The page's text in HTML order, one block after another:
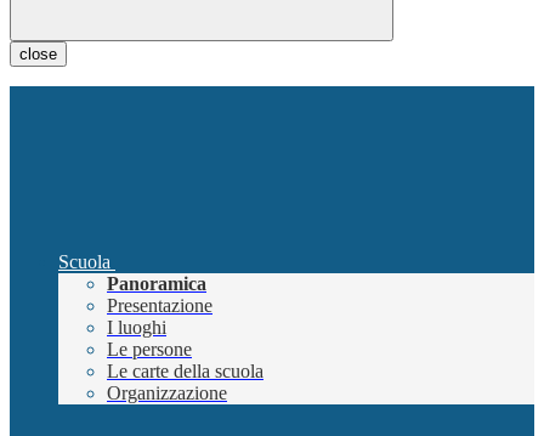
close
Scuola
Panoramica
Presentazione
I luoghi
Le persone
Le carte della scuola
Organizzazione